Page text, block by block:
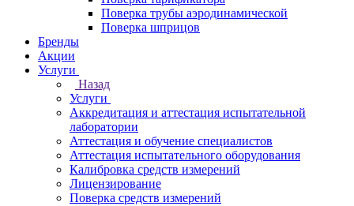
Поверка трубы аэродинамической
Поверка шприцов
Бренды
Акции
Услуги
Назад
Услуги
Аккредитация и аттестация испытательной
лаборатории
Аттестация и обучение специалистов
Аттестация испытательного оборудования
Калибровка средств измерений
Лицензирование
Поверка средств измерений